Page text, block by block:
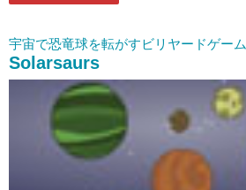
宇宙で恐竜球を転がすビリヤードゲーム
Solarsaurs